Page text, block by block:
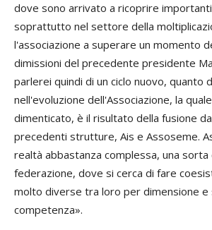
dove sono arrivato a ricoprire importanti
soprattutto nel settore della
l'associazione a superare un momento
dimissioni del precedente presidente
parlerei quindi di un ciclo nuovo, quanto
nell'evoluzione dell'Associazione, la
dimenticato, è il risultato della fusione
precedenti strutture, Ais e Assoseme.
realtà abbastanza complessa, una sorta
federazione, dove si cerca di fare
molto diverse tra loro per dimensione
competenza».